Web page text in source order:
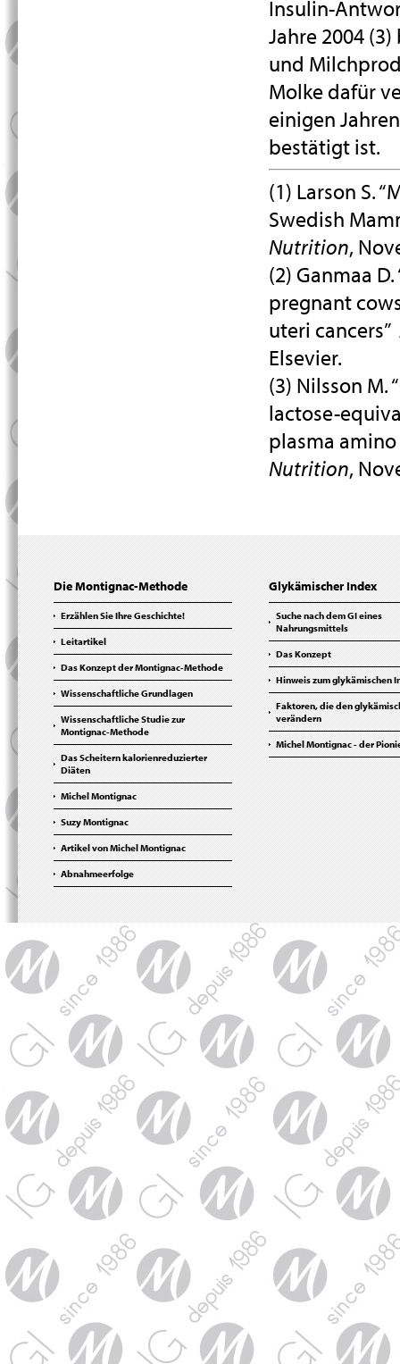
Insulin-
Jahre 2004
und
Molke dafür
einigen
bestätigt ist.
(1) Larson S.
Swedish
Nutrition,
(2) Ganmaa
pregnant
uteri cancers”
Elsevier.
(3) Nilsson
lactose-
plasma
Nutrition,
Die Montignac-Methode
Erzählen Sie Ihre Geschichte!
Leitartikel
Das Konzept der Montignac-Methode
Wissenschaftliche Grundlagen
Wissenschaftliche Studie zur
Montignac-Methode
Das Scheitern kalorienreduzierter
Diäten
Michel Montignac
Suzy Montignac
Artikel von Michel Montignac
Abnahmeerfolge
Glykämischer Index
Suche nach dem GI eines
Nahrungsmittels
Das Konzept
Hinweis zum glykämischen
Faktoren, die den
verändern
Michel Montignac - der